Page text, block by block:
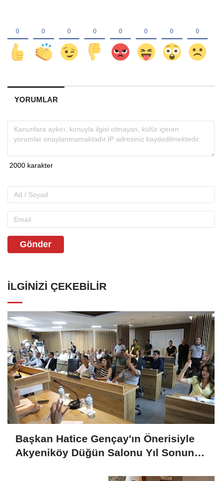
YORUMLAR
Gönder
İLGINIZI ÇEKEBILIR
Başkan Hatice Gençay'ın Önerisiyle
Akyeniköy Düğün Salonu Yıl Sonuna